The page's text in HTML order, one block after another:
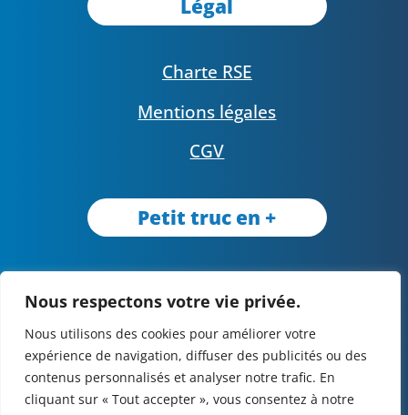
Nous respectons votre vie privée.
Nous utilisons des cookies pour améliorer votre
expérience de navigation, diffuser des publicités ou des
contenus personnalisés et analyser notre trafic. En
cliquant sur « Tout accepter », vous consentez à notre
Légal
Charte RSE
Mentions légales
CGV
Petit truc en +
Suivez-nous !